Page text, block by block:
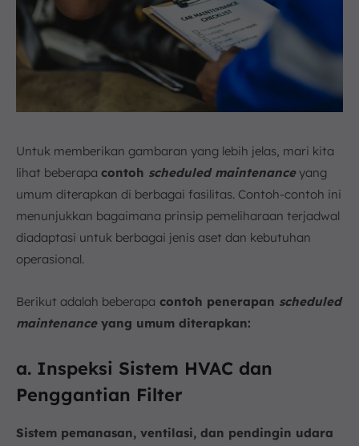
Untuk memberikan gambaran yang lebih jelas, mari kita
lihat beberapa contoh scheduled maintenanceyang
umum diterapkan di berbagai fasilitas. Contoh-contoh ini
menunjukkan bagaimana prinsip pemeliharaan terjadwal
diadaptasi untuk berbagai jenis aset dan kebutuhan
operasional.
Berikut adalah beberapa contoh penerapan scheduled
maintenance yang umum diterapkan:
a. Inspeksi Sistem HVAC dan
Penggantian Filter
Sistem pemanasan, ventilasi, dan pendingin udara